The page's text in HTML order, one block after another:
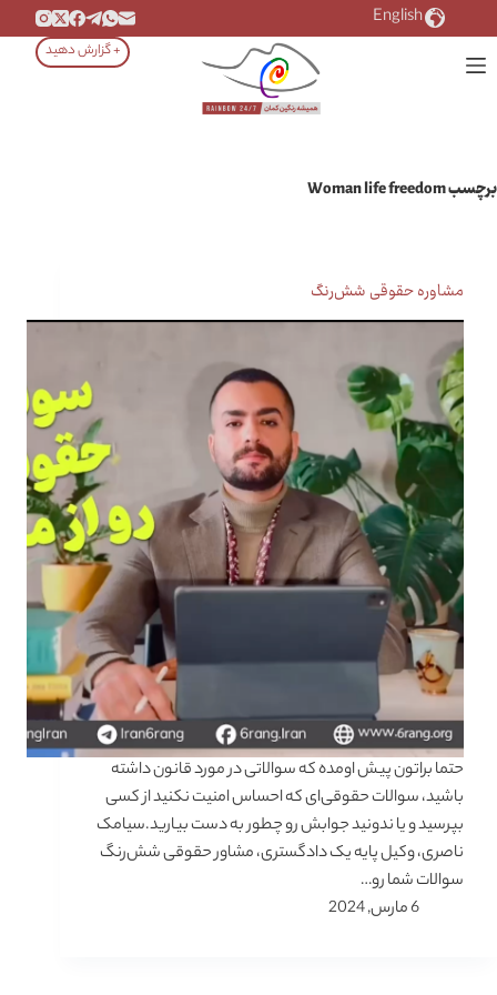
به
محتوا
English
+ گزارش دهید
برچسب
مشاوره حقوقی شش‌رنگ
حتما براتون پیش اومده که سوالاتی در مورد قانون داشته
باشید، سوالات حقوقی‌ای که احساس امنیت نکنید از کسی
بپرسید و یا ندونید جوابش رو چطور به دست بیارید.سیامک
ناصری، وکیل پایه یک دادگستری، مشاور حقوقی شش‌رنگ
سوالات شما رو…
6 مارس, 2024